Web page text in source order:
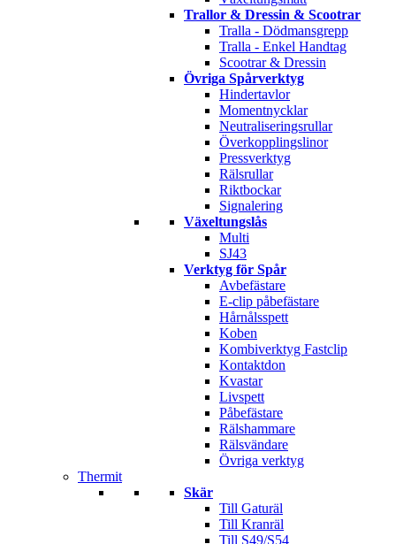
Trallor & Dressin & Scootrar
Tralla - Dödmansgrepp
Tralla - Enkel Handtag
Scootrar & Dressin
Övriga Spårverktyg
Hindertavlor
Momentnycklar
Neutraliseringsrullar
Överkopplingslinor
Pressverktyg
Rälsrullar
Riktbockar
Signalering
Växeltungslås
Multi
SJ43
Verktyg för Spår
Avbefästare
E-clip påbefästare
Hårnålsspett
Koben
Kombiverktyg Fastclip
Kontaktdon
Kvastar
Livspett
Påbefästare
Rälshammare
Rälsvändare
Övriga verktyg
Thermit
Skär
Till Gaturäl
Till Kranräl
Till S49/S54